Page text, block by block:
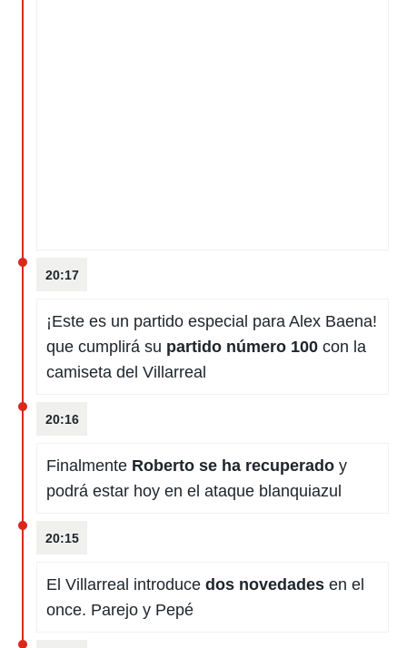
20:17
¡Este es un partido especial para Alex Baena!
que cumplirá su partido número 100 con la
camiseta del Villarreal
20:16
Finalmente Roberto se ha recuperado y
podrá estar hoy en el ataque blanquiazul
20:15
El Villarreal introduce dos novedades en el
once. Parejo y Pepé